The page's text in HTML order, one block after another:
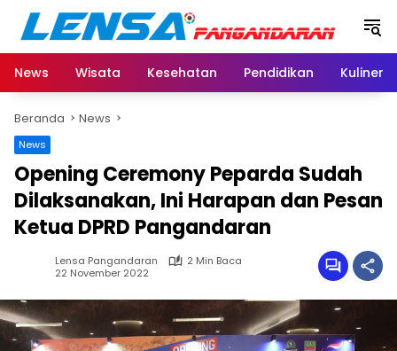
Langsung
konten
News
Wisata Kesehatan Pendidikan Kuliner
Beranda News
News
Opening Ceremony Peparda Sudah
Dilaksanakan, Ini Harapan dan Pesan
Ketua DPRD Pangandaran
Lensa Pangandaran
2 Min Baca
22 November 2022